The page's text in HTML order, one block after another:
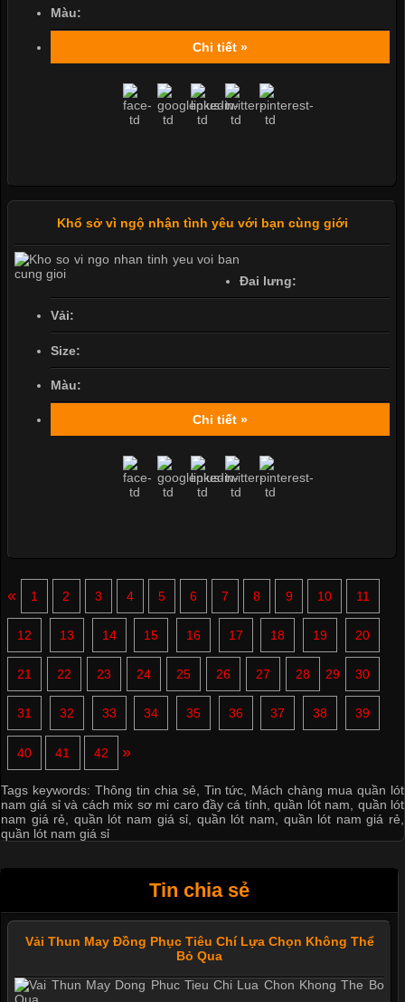
Màu:
Chi tiết »
Khổ sở vì ngộ nhận tình yêu với bạn cùng giới
Đai lưng:
Vải:
Size:
Màu:
Chi tiết »
« 1 2 3 4 5 6 7 8 9 10 11
12 13 14 15 16 17 18 19 20
21 22 23 24 25 26 27 28 29 30
31 32 33 34 35 36 37 38 39
40 41 42 »
Tags keywords: Thông tin chia sẻ, Tin tức, Mách chàng mua quần lót
nam giá sỉ và cách mix sơ mi caro đầy cá tính,quần lót nam, quần lót
nam giá rẻ, quần lót nam giá sỉ, quần lót nam, quần lót nam giá rẻ,
quần lót nam giá sỉ
Tin chia sẻ
Vải Thun May Đồng Phục Tiêu Chí Lựa Chọn Không Thể
Bỏ Qua